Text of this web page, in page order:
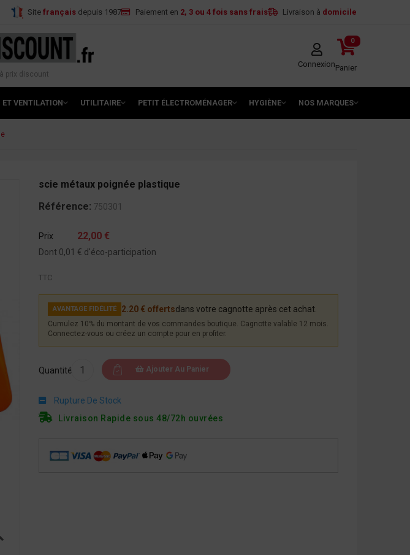
Site français depuis 1987 Paiement en 2, 3 ou 4 fois sans frais Livraison à domicile
prix discount
Connexion
0
Panier
VENTILATION UTILITAIRE PETIT ÉLECTROMÉNAGER HYGIÈNE NOS MARQUES
scie métaux poignée plastique
Référence: 750301
Prix 22,00 €
Dont 0,01 € d'éco-participation
TTC
AVANTAGE FIDÉLITÉ 2.20 € offertsdans votre cagnotte après cet achat.
Cumulez 10% du montant de vos commandes boutique. Cagnotte valable 12 mois.
Connectez-vous ou créez un compte pour en profiter.
Quantité Ajouter Au Panier
Rupture De Stock
Livraison Rapide sous 48/72h ouvrées